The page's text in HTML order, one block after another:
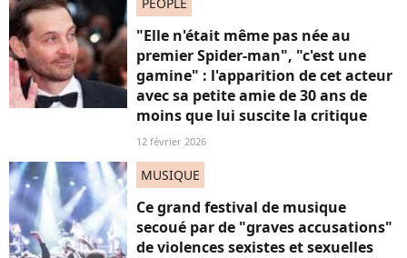
"Elle n'était même pas née au
premier Spider-man", "c'est une
gamine" : l'apparition de cet acteur
avec sa petite amie de 30 ans de
moins que lui suscite la critique
12 février 2026
MUSIQUE
Ce grand festival de musique
secoué par de "graves accusations"
de violences sexistes et sexuelles